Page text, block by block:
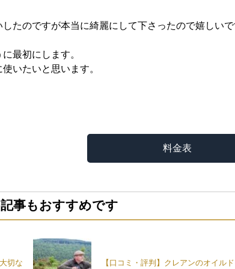
たのですが本当に綺麗にして下さったので嬉しいで
最初にします。
いたいと思います。
料金表
事もおすすめです
切な
【口コミ・評判】クレアンのオイル